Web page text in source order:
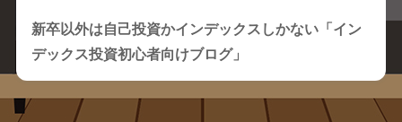
新卒以外は自己投資かインデックスしかない「イン
デックス投資初心者向けブログ」